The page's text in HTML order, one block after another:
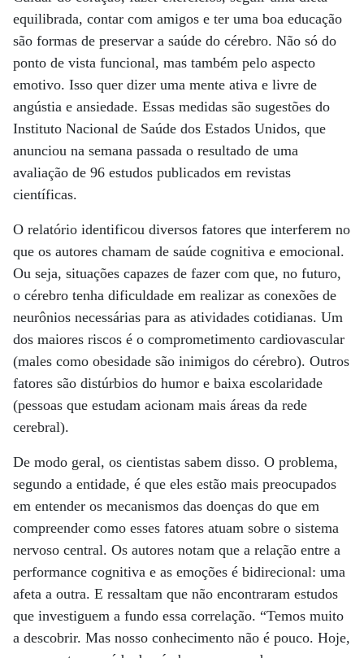
equilibrada, contar com amigos e ter uma boa educação
são formas de preservar a saúde do cérebro. Não só do
ponto de vista funcional, mas também pelo aspecto
emotivo. Isso quer dizer uma mente ativa e livre de
angústia e ansiedade. Essas medidas são sugestões do
Instituto Nacional de Saúde dos Estados Unidos, que
anunciou na semana passada o resultado de uma
avaliação de 96 estudos publicados em revistas
científicas.
O relatório identificou diversos fatores que interferem no
que os autores chamam de saúde cognitiva e emocional.
Ou seja, situações capazes de fazer com que, no futuro,
o cérebro tenha dificuldade em realizar as conexões de
neurônios necessárias para as atividades cotidianas. Um
dos maiores riscos é o comprometimento cardiovascular
(males como obesidade são inimigos do cérebro). Outros
fatores são distúrbios do humor e baixa escolaridade
(pessoas que estudam acionam mais áreas da rede
cerebral).
De modo geral, os cientistas sabem disso. O problema,
segundo a entidade, é que eles estão mais preocupados
em entender os mecanismos das doenças do que em
compreender como esses fatores atuam sobre o sistema
nervoso central. Os autores notam que a relação entre a
performance cognitiva e as emoções é bidirecional: uma
afeta a outra. E ressaltam que não encontraram estudos
que investiguem a fundo essa correlação. “Temos muito
a descobrir. Mas nosso conhecimento não é pouco. Hoje,